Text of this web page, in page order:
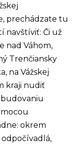
prechádzate tu
navštíviť: Či už
nad Váhom,
Trenčiansky
na Vážskej
kraji nudiť
okrem